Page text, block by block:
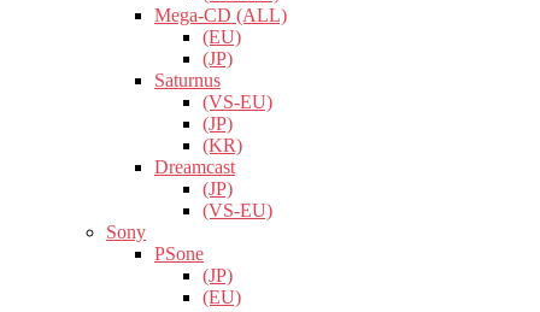
Mega-CD (ALL)
(EU)
(JP)
Saturnus
(VS-EU)
(JP)
(KR)
Dreamcast
(JP)
(VS-EU)
Sony
PSone
(JP)
(EU)